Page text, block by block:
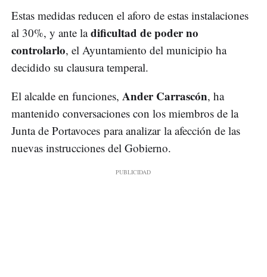
Estas medidas reducen el aforo de estas instalaciones
al 30%, y ante ladificultad de poder no
controlarlo, el Ayuntamiento del municipio ha
decidido su clausura temperal.
El alcalde en funciones, Ander Carrascón, ha
mantenido conversaciones con los miembros de la
Junta de Portavoces para analizar la afección de las
nuevas instrucciones del Gobierno.